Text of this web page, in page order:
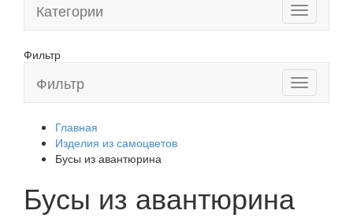
Toggle
navigation
Категории
Фильтр
Toggle
navigation
Фильтр
Главная
Изделия из самоцветов
Бусы из авантюрина
Бусы из авантюрина